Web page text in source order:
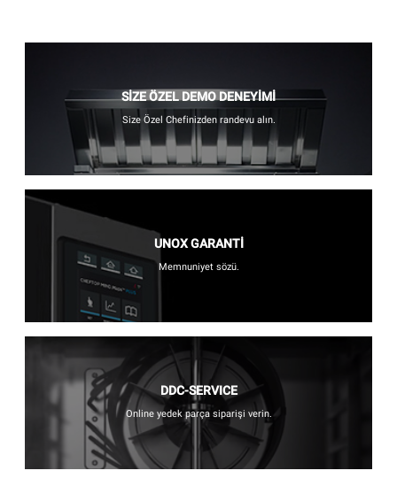
SİZE ÖZEL DEMO DENEYİMİ
Size Özel Chefinizden randevu alın.
UNOX GARANTİ
Memnuniyet sözü.
DDC-SERVICE
Online yedek parça siparişi verin.